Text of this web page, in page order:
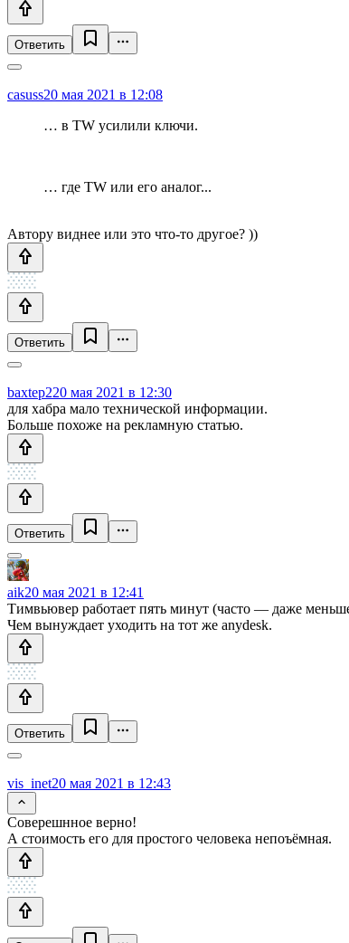
Ответить
casuss20 мая 2021 в 12:08
… в TW усилили ключи.
… где TW или его аналог...
Автору виднее или это что-то другое? ))
Ответить
baxtep220 мая 2021 в 12:30
для хабра мало технической информации.
Больше похоже на рекламную статью.
Ответить
aik20 мая 2021 в 12:41
Тимвьювер работает пять минут (часто — даже
Чем вынуждает уходить на тот же anydesk.
Ответить
vis_inet20 мая 2021 в 12:43
Соверешнное верно!
А стоимость его для простого человека непоъёмная.